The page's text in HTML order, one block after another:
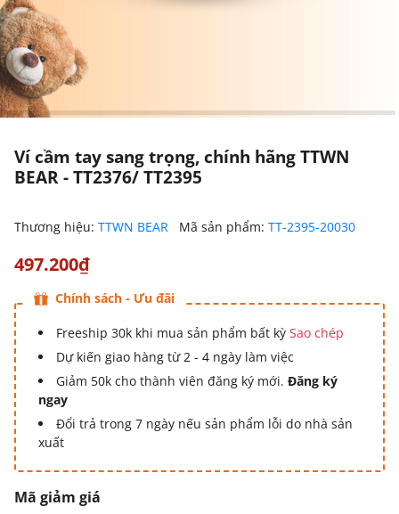
Ví cầm tay sang trọng, chính hãng TTWN
BEAR - TT2376/ TT2395
Thương hiệu: TTWN BEAR Mã sản phẩm: TT-2395-20030
497.200₫
Chính sách - Ưu đãi
Freeship 30k khi mua sản phẩm bất kỳ Sao chép
Dự kiến giao hàng từ 2 - 4 ngày làm việc
Giảm 50k cho thành viên đăng ký mới. Đăng ký
ngay
Đổi trả trong 7 ngày nếu sản phẩm lỗi do nhà sản
xuất
Mã giảm giá